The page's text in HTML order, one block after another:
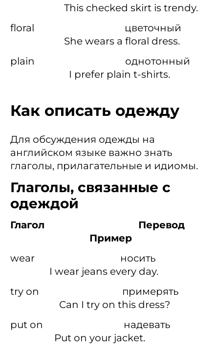
This checked skirt is trendy.
floral цветочный
She wears a floral dress.
plain однотонный
I prefer plain t-shirts.
Как описать одежду
Для обсуждения одежды на
английском языке важно знать
глаголы, прилагательные и идиомы.
Глаголы, связанные с
одеждой
Глагол Перевод
Пример
wear носить
I wear jeans every day.
try on примерять
Can I try on this dress?
put on надевать
Put on your jacket.